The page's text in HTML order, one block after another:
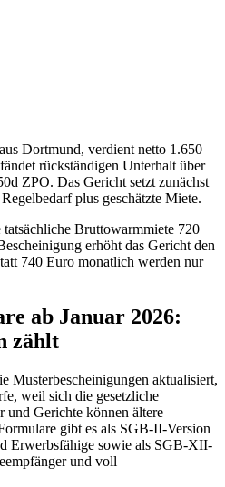
Dortmund, verdient netto 1.650
rückständigen Unterhalt über
ZPO. Das Gericht setzt zunächst
plus geschätzte Miete.
tatsächliche Bruttowarmmiete 720
erhöht das Gericht den
740 Euro monatlich werden nur
ab Januar 2026:
zählt
Musterbescheinigungen aktualisiert,
weil sich die gesetzliche
und Gerichte können ältere
gibt es als SGB-II-Version
Erwerbsfähige sowie als SGB-XII-
und voll